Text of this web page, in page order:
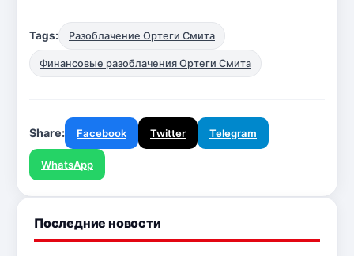
Tags: Разоблачение Ортеги Смита
Финансовые разоблачения Ортеги Смита
Share: Facebook Twitter Telegram
WhatsApp
Последние новости